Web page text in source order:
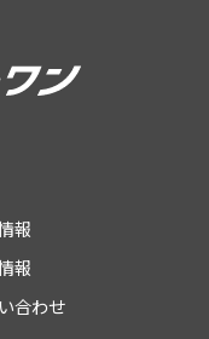
報
報
合わせ